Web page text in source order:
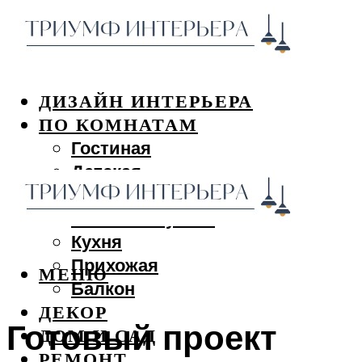
ДИЗАЙН ИНТЕРЬЕРА
ПО КОМНАТАМ
Гостиная
Детская
Спальня
Кухня
Прихожая
Балкон
ДЕКОР
ДОМ И САД
МЕНЮ
Готовый проект